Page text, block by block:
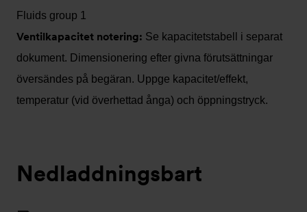
Fluids group 1
Ventilkapacitet notering: Se kapacitetstabell i separat
dokument. Dimensionering efter givna förutsättningar
översändes på begäran. Uppge kapacitet/effekt,
temperatur (vid överhettad ånga) och öppningstryck.
Nedladdningsbart